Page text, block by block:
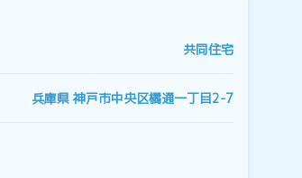
共同住宅
兵庫県 神戸市中央区橘通一丁目2-7